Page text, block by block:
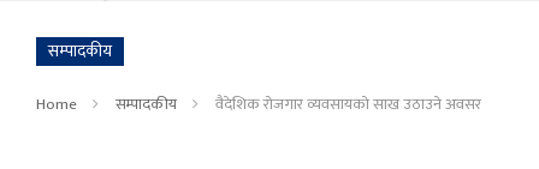
सम्पादकीय
Home सम्पादकीय वैदेशिक रोजगार व्यवसायको साख उठाउने अवसर